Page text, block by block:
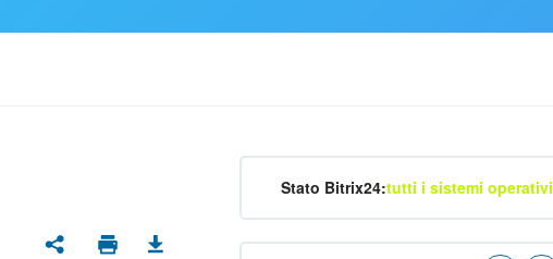
Stato Bitrix24:tutti i sistemi operativi